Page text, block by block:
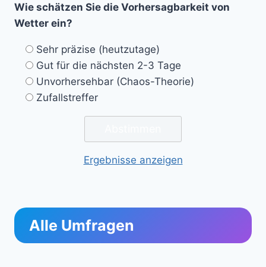
Wie schätzen Sie die Vorhersagbarkeit von
Wetter ein?
Sehr präzise (heutzutage)
Gut für die nächsten 2-3 Tage
Unvorhersehbar (Chaos-Theorie)
Zufallstreffer
Ergebnisse anzeigen
Alle Umfragen